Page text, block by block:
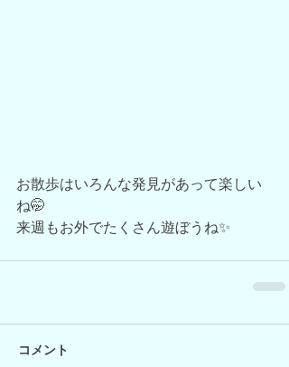
お散歩はいろんな発見があって楽しい
ね🤭
来週もお外でたくさん遊ぼうね✨
コメント